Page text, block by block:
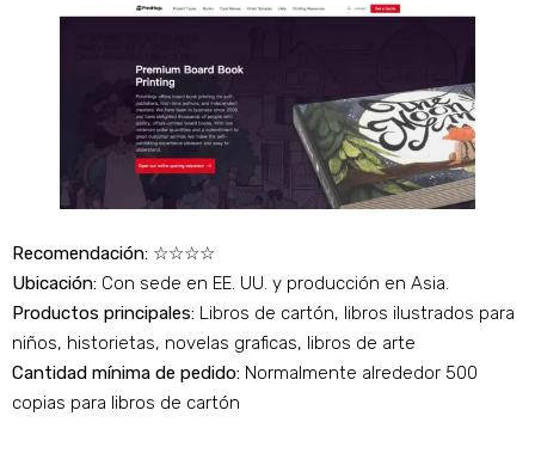
Recomendación: ☆☆☆☆
Ubicación: Con sede en EE. UU. y producción en Asia.
Productos principales: Libros de cartón, libros ilustrados para
niños, historietas, novelas graficas, libros de arte
Cantidad mínima de pedido: Normalmente alrededor 500
copias para libros de cartón